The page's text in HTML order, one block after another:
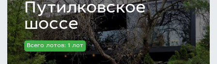
Путилковское
шоссе
Всего лотов: 1 лот